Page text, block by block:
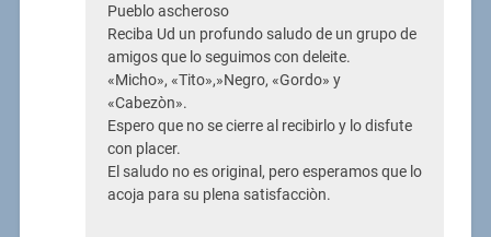
Pueblo ascheroso
Reciba Ud un profundo saludo de un grupo de
amigos que lo seguimos con deleite.
«Micho», «Tito»,»Negro, «Gordo» y
«Cabezòn».
Espero que no se cierre al recibirlo y lo disfute
con placer.
El saludo no es original, pero esperamos que lo
acoja para su plena satisfacciòn.